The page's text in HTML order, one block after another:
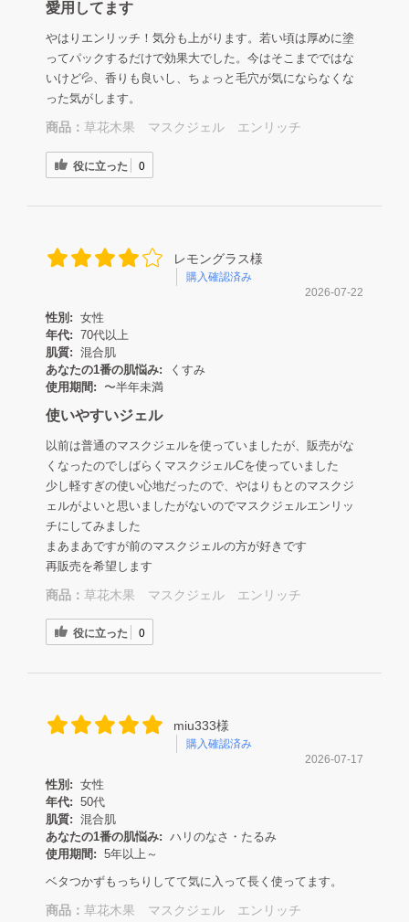
愛用してます
やはりエンリッチ！気分も上がります。若い頃は厚めに塗
ってパックするだけで効果大でした。今はそこまでではな
いけど💦、香りも良いし、ちょっと毛穴が気にならなくな
った気がします。
商品： 草花木果 マスクジェル エンリッチ
役に立った 0
レモングラス様
購入確認済み
2026-07-22
性別: 女性
年代: 70代以上
肌質: 混合肌
あなたの1番の肌悩み:
くすみ
使用期間:
〜半年未満
使いやすいジェル
以前は普通のマスクジェルを使っていましたが、販売がな
くなったのでしばらくマスクジェルCを使っていました
少し軽すぎの使い心地だったので、やはりもとのマスクジ
ェルがよいと思いましたがないのでマスクジェルエンリッ
チにしてみました
まあまあですが前のマスクジェルの方が好きです
再販売を希望します
商品： 草花木果 マスクジェル エンリッチ
役に立った 0
miu333様
購入確認済み
2026-07-17
性別: 女性
年代: 50代
肌質: 混合肌
あなたの1番の肌悩み: ハリのなさ・たるみ
使用期間: 5年以上～
ベタつかずもっちりしてて気に入って長く使ってます。
商品： 草花木果 マスクジェル エンリッチ